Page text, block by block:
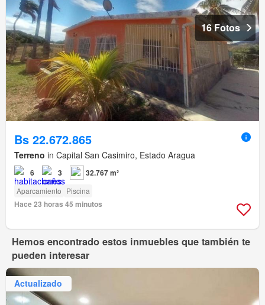
16 Fotos
Bs 22.672.865
Terreno in Capital San Casimiro, Estado Aragua
6 3 32.767 m²
Aparcamiento Piscina
Hace 23 horas 45 minutos
Hemos encontrado estos inmuebles que también te
pueden interesar
Actualizado